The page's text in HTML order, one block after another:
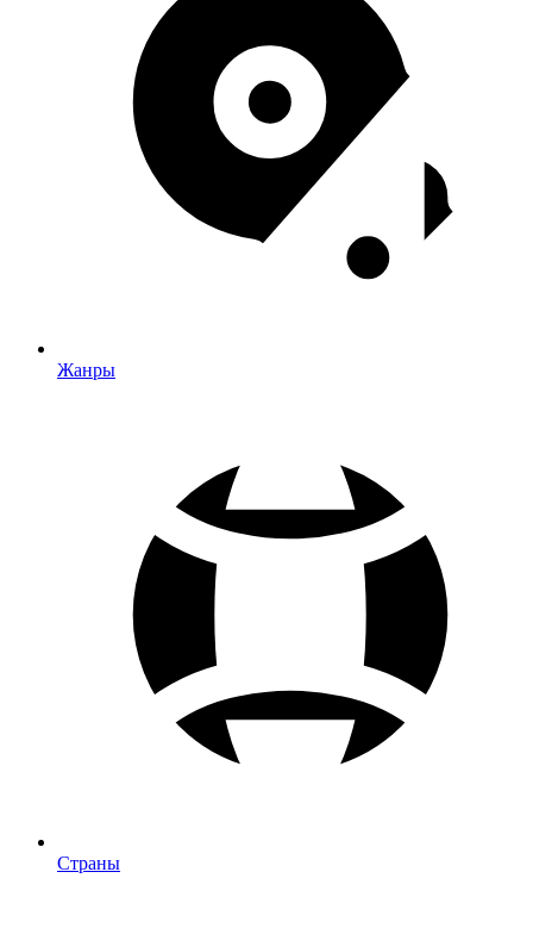
Жанры
Страны